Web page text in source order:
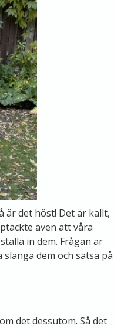
är det höst! Det är kallt,
även att våra
in dem. Frågan är
dem och satsa på
det dessutom. Så det